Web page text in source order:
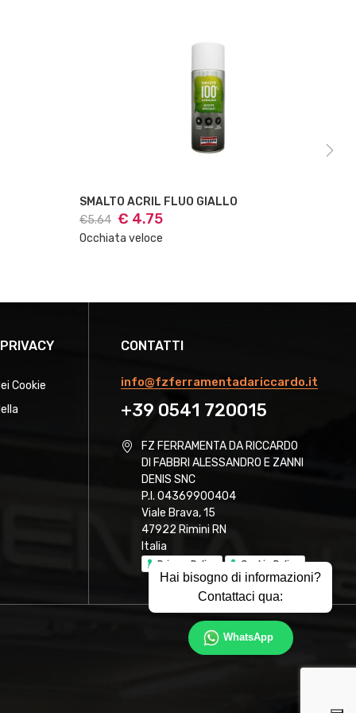
SMALTO ACRIL FLUO GIALLO
€5.64 € 4.75
Occhiata veloce
Hai bisogno di informazioni?
Contattaci qua:
WhatsApp
CONTATTI
info@fzferramentadariccardo.it
+39 0541 720015
FZ FERRAMENTA DA RICCARDO
DI FABBRI ALESSANDRO E ZANNI
DENIS SNC
P.I. 04369900404
Viale Brava, 15
47922 Rimini RN
Italia
Privacy Policy Cookie Policy
Cookie